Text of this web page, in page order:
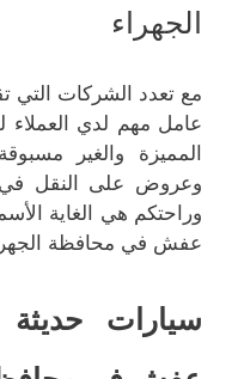
الجهراء
مع تعدد الشركات التي
عامل مهم لدي العملاء
المميزة والغير
وعروض على النقل في
وراحتكم هي الغاية
عفش في محافظة
سيارات